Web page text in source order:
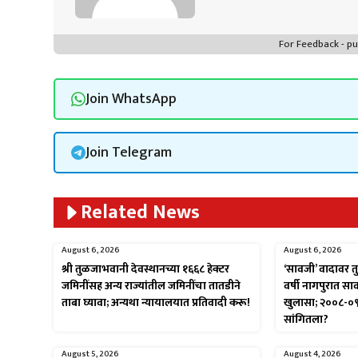
For Feedback -
Join WhatsApp
Join Telegram
Related News
August 6, 2026
श्री तुळजाभवानी देवस्थानच्या १६६८ हेक्टर
जमिनींसह अन्य राज्यांतील जमिनींचा तातडीने
ताबा घ्यावा; अन्यथा न्यायालयात प्रतिवादी करू!
August 6, 2026
‘सावजी’
वर्षी नागपुरात
खुलासा; २००८-
सांगितला?
August 5, 2026 August 4, 2026